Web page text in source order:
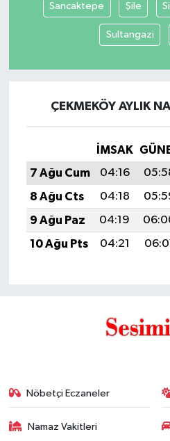
Sancaktepe Şile
Sultangazi
ÇEKMEKÖY AYLIK
İMSAK
7 Ağu Cum
04:16
8 Ağu Cts
04:18
9 Ağu Paz
04:19
10 Ağu Pts
04:21
Nöbetçi Eczaneler
Namaz Vakitleri